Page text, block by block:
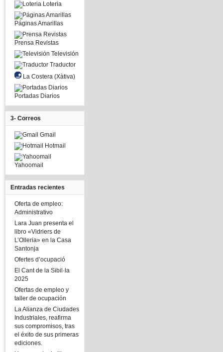
Loteria
Páginas Amarillas
Prensa Revistas
Televisión
Traductor
La Costera (Xàtiva)
Portadas Diarios
3- Correos
Gmail
Hotmail
Yahoomail
Entradas recientes
Oferta de empleo:
Administrativo
Lara Juan presenta el
libro «Vidriers de
L’Olleria» en la Casa
Santonja
Ofertes d’ocupació
El Cant de la Sibil·la
2025
Ofertas de empleo y
taller de ocupación
La Alianza de Ciudades
Industriales, reafirma
sus compromisos, tras
el éxito de sus primeras
ediciones.